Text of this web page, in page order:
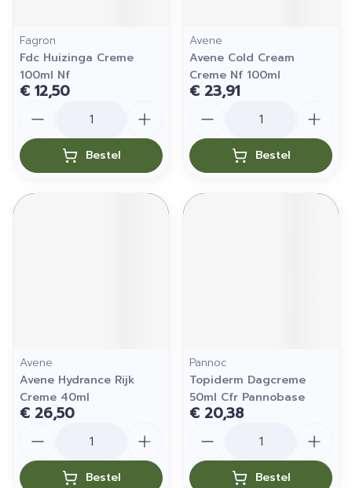
Fagron
Fdc Huizinga Creme
100ml Nf
€ 12,50
Bestel
Avene
Avene Cold Cream
Creme Nf 100ml
€ 23,91
Bestel
Avene
Avene Hydrance Rijk
Creme 40ml
€ 26,50
Bestel
Pannoc
Topiderm Dagcreme
50ml Cfr Pannobase
€ 20,38
Bestel